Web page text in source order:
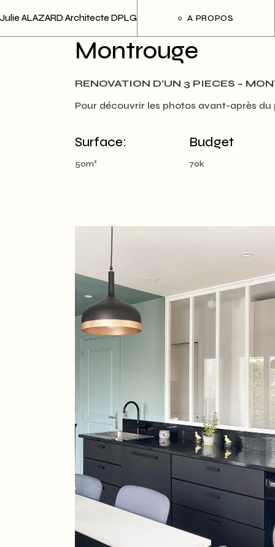
to
the
content
Julie ALAZARD Architecte DPLG A PROPOS
Montrouge
RENOVATION D’UN 3 PIECES –
Pour découvrir les photos avant-après
Surface:
50m²
Budget
70k